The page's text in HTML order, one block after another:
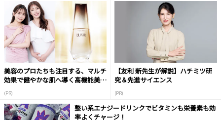
美容のプロたちも注目する、マルチ
効果で健やかな肌へ導く高機能美容
(PR)
【友利 新先生が解説】ハチミツ研
究＆先進サイエンス
(PR)
整い系エナジードリンクでビタミンも栄養素も効
率よくチャージ！